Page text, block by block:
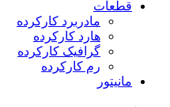
قطعات
مادربرد کارکرده
هارد کارکرده
گرافیک کارکرده
رم کارکرده
مانیتور